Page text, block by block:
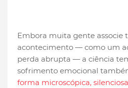
Embora muita gente associe
acontecimento — como um
perda abrupta — a ciência
sofrimento emocional
forma microscópica,